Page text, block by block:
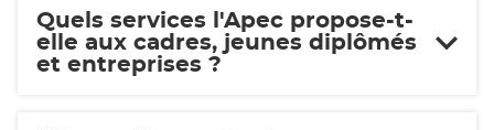
Quels services l'Apec propose-t-
elle aux cadres, jeunes diplômés
et entreprises ?